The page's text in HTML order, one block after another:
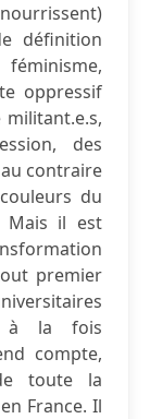
définition
oppressif
militant.e.s,
des
contraire
du
Mais il est
premier
à la fois
compte,
toute la
France. Il